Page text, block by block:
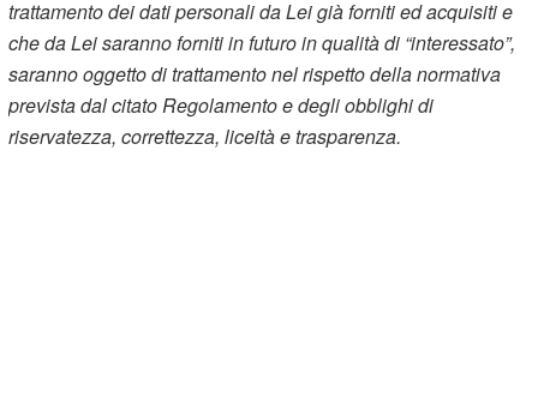
trattamento dei dati personali da Lei già forniti ed acquisiti e
che da Lei saranno forniti in futuro in qualità di “interessato”,
saranno oggetto di trattamento nel rispetto della normativa
prevista dal citato Regolamento e degli obblighi di
riservatezza, correttezza, liceità e trasparenza.